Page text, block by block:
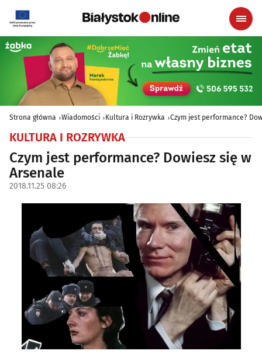
Strona główna Wiadomości Kultura i Rozrywka Czym jest performance?
KULTURA I ROZRYWKA
Czym jest performance? Dowiesz się w
Arsenale
2018.11.25 08:26